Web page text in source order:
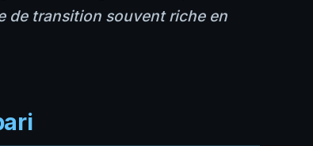
de transition souvent riche en